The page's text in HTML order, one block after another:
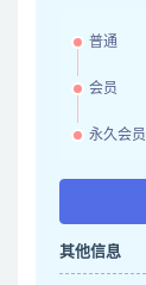
普通
会员
永久会员
其他信息